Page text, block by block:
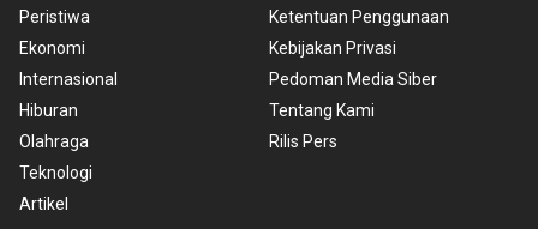
Peristiwa
Ekonomi
Internasional
Hiburan
Olahraga
Teknologi
Artikel
Ketentuan Penggunaan
Kebijakan Privasi
Pedoman Media Siber
Tentang Kami
Rilis Pers